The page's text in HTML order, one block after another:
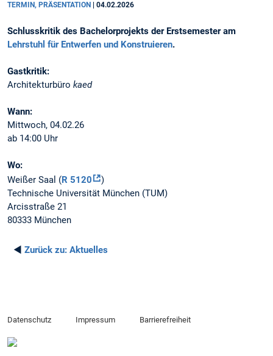
TERMIN, PRÄSENTATION 04.02.2026
Schlusskritik des Bachelorprojekts der Erstsemester am
Lehrstuhl für Entwerfen und Konstruieren.
Gastkritik:
Architekturbüro kaed
Wann:
Mittwoch, 04.02.26
ab 14:00 Uhr
Wo:
Weißer Saal (R 5120
)
Technische Universität München (TUM)
Arcisstraße 21
80333 München
◄ Zurück zu: Aktuelles
Datenschutz Impressum Barrierefreiheit